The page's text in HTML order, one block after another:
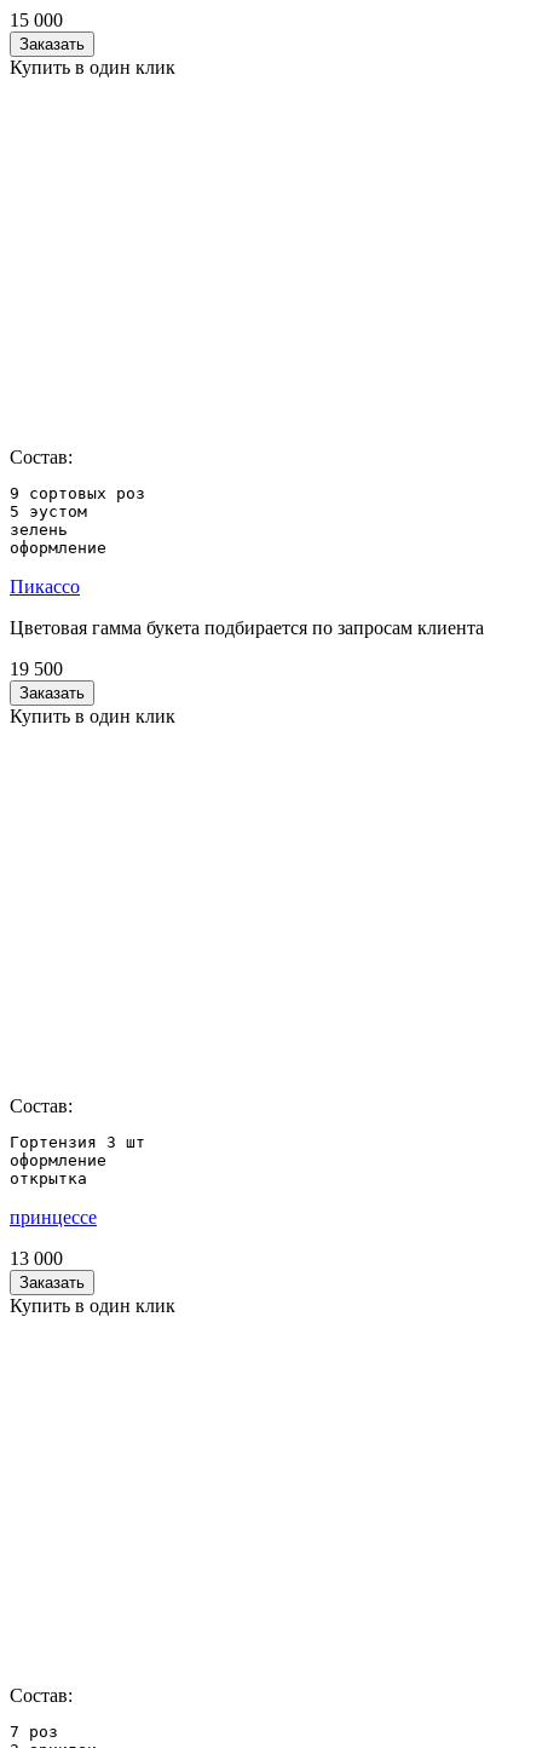
15 000
Заказать
Купить в один клик
Состав:
9 сортовых роз
5 эустом
зелень
оформление
Пикассо
Цветовая гамма букета подбирается по запросам клиента
19 500
Заказать
Купить в один клик
Состав:
Гортензия 3 шт
оформление
открытка
принцессе
13 000
Заказать
Купить в один клик
Состав:
7 роз